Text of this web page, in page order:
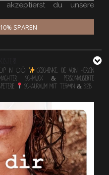
du unsere
SPAREN
in OÖ
Geschenke, die von Herzen
Schmuck & personalisierte
Schauraum mit TERMIN & B2B